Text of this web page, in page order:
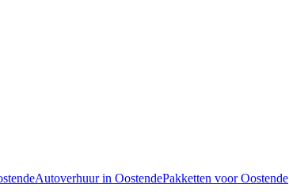
Autoverhuur in OostendePakketten voor Oostende